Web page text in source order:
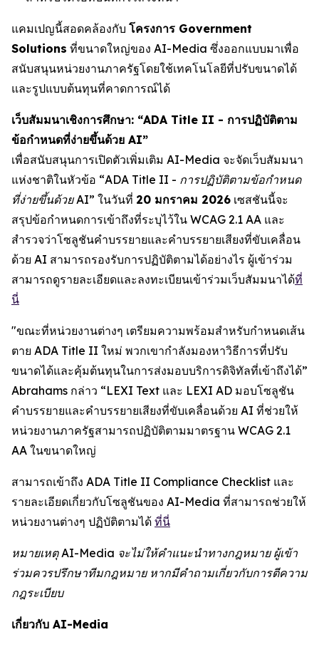
แคมเปญนี้สอดคล้องกับ โครงการ Government
Solutions ที่ขนาดใหญ่ของ AI-Media ซึ่งออกแบบมาเพื่อ
สนับสนุนหน่วยงานภาครัฐโดยใช้เทคโนโลยีที่ปรับขนาดได้
และรูปแบบต้นทุนที่คาดการณ์ได้
เว็บสัมมนาเชิงการศึกษา: “ADA Title II - การปฏิบัติตาม
ข้อกำหนดที่ง่ายขึ้นด้วย AI”
เพื่อสนับสนุนการเปิดตัวเพิ่มเติม AI-Media จะจัดเว็บสัมมนา
แห่งชาติในหัวข้อ “ADA Title II - การปฏิบัติตามข้อกำหนด
ที่ง่ายขึ้นด้วย AI” ในวันที่ 20 มกราคม 2026 เซสชันนี้จะ
สรุปข้อกำหนดการเข้าถึงที่ระบุไว้ใน WCAG 2.1 AA และ
สำรวจว่าโซลูชันคำบรรยายและคำบรรยายเสียงที่ขับเคลื่อน
ด้วย AI สามารถรองรับการปฏิบัติตามได้อย่างไร ผู้เข้าร่วม
สามารถดูรายละเอียดและลงทะเบียนเข้าร่วมเว็บสัมมนาได้ที่
นี่
"ขณะที่หน่วยงานต่างๆ เตรียมความพร้อมสำหรับกำหนดเส้น
ตาย ADA Title II ใหม่ พวกเขากำลังมองหาวิธีการที่ปรับ
ขนาดได้และคุ้มต้นทุนในการส่งมอบบริการดิจิทัลที่เข้าถึงได้”
Abrahams กล่าว “LEXI Text และ LEXI AD มอบโซลูชัน
คำบรรยายและคำบรรยายเสียงที่ขับเคลื่อนด้วย AI ที่ช่วยให้
หน่วยงานภาครัฐสามารถปฏิบัติตามมาตรฐาน WCAG 2.1
AA ในขนาดใหญ่
สามารถเข้าถึง ADA Title II Compliance Checklist และ
รายละเอียดเกี่ยวกับโซลูชันของ AI-Media ที่สามารถช่วยให้
หน่วยงานต่างๆ ปฏิบัติตามได้ ที่นี่
หมายเหตุ AI-Media จะไม่ให้คำแนะนำทางกฎหมาย ผู้เข้า
ร่วมควรปรึกษาทีมกฎหมาย หากมีคำถามเกี่ยวกับการตีความ
กฎระเบียบ
เกี่ยวกับ AI-Media